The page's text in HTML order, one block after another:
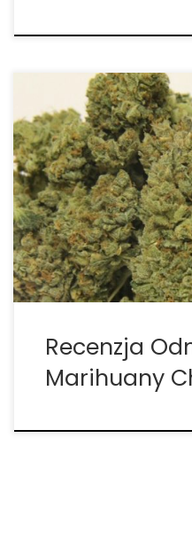
Ilość THC: 22 procent
Rodowód: Chemdawg
dominujący w indicę
To ostre zioło inspiruje
wytwarza głęboko
Niezwykle mocna
[…]
Recenzja
Marihuany